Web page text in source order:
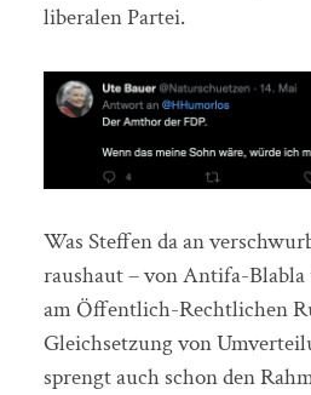
liberalen Partei.
Was Steffen da an
raushaut – von Antifa-
am Öffentlich-Rechtlichen
Gleichsetzung von
sprengt auch schon den